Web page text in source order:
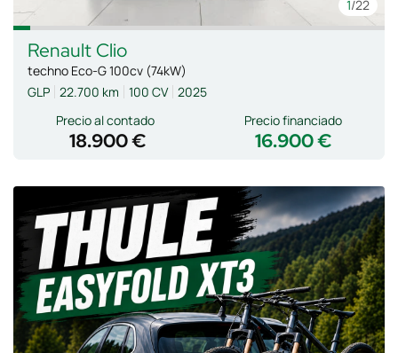
1/22
Renault Clio
techno Eco-G 100cv (74kW)
GLP 22.700 km 100 CV 2025
Precio al contado
18.900 € 16.900 €
Precio financiado